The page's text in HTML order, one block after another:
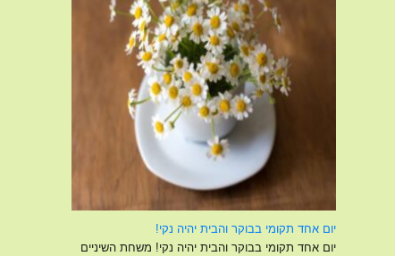
יום אחד תקומי בבוקר והבית יהיה נקי!
יום אחד תקומי בבוקר והבית יהיה נקי! משחת השיניים